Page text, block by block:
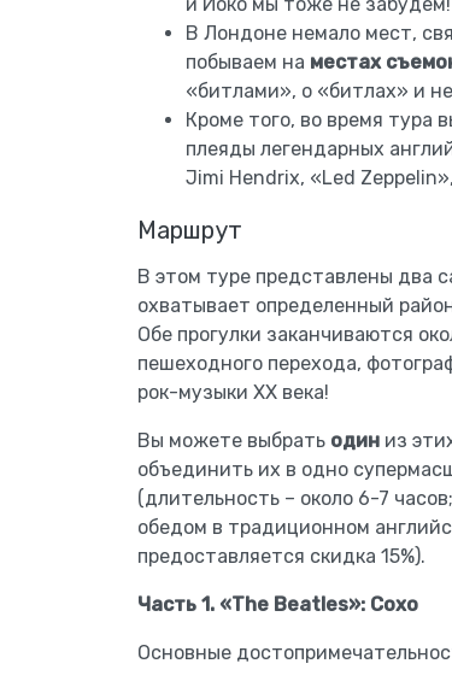
В Лондоне немало мест,
побываем на местах
«битлами», о «битлах» и
Кроме того, во время тура
плеяды легендарных
Jimi Hendrix, «Led
Маршрут
В этом туре представлены два
охватывает определенный
Обе прогулки заканчиваются
пешеходного перехода,
рок-музыки XX века!
Вы можете выбрать один из
объединить их в одно
(длительность – около 6-7
обедом в традиционном
предоставляется скидка 15%).
Часть 1. «The Beatles»: Сохо
Основные